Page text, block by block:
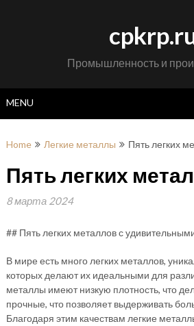
Промышленность и
MENU
Home Легкие металлы Пять легких
Пять легких
8 марта 2024
## Пять легких металлов с
В мире есть много легких металлов,
которых делают их идеальными для
металлы имеют низкую плотность, что
прочные, что позволяет выдерживать
Благодаря этим качествам легкие